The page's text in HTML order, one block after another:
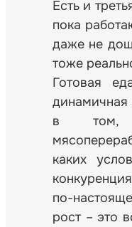
Есть и
пока
даже не
тоже
Готовая
в том,
каких
по-
рост – это